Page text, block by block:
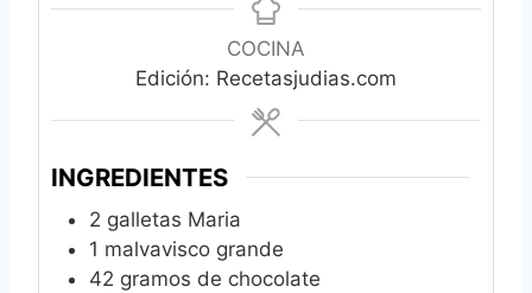
COCINA
Edición: Recetasjudias.com
INGREDIENTES
2 galletas Maria
1 malvavisco grande
42 gramos de chocolate